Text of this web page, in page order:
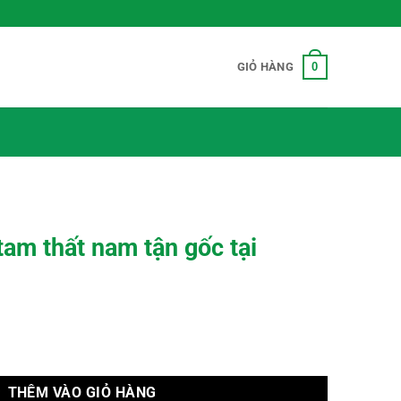
GIỎ HÀNG 0
thất nam tận gốc tại
tại TP.HCM số lượng
THÊM VÀO GIỎ HÀNG